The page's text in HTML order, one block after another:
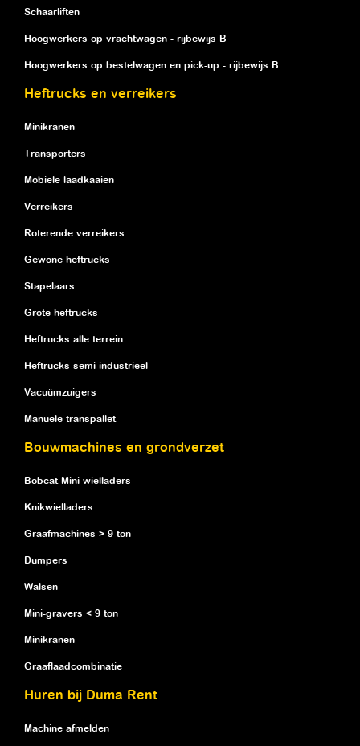
Schaarliften
Hoogwerkers op vrachtwagen - rijbewijs B
Hoogwerkers op bestelwagen en pick-up - rijbewijs B
Heftrucks en verreikers
Minikranen
Transporters
Mobiele laadkaaien
Verreikers
Roterende verreikers
Gewone heftrucks
Stapelaars
Grote heftrucks
Heftrucks alle terrein
Heftrucks semi-industrieel
Vacuümzuigers
Manuele transpallet
Bouwmachines en grondverzet
Bobcat Mini-wielladers
Knikwielladers
Graafmachines > 9 ton
Dumpers
Walsen
Mini-gravers < 9 ton
Minikranen
Graaflaadcombinatie
Huren bij Duma Rent
Machine afmelden